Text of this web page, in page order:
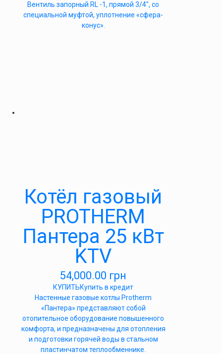
Вентиль запорный RL -1, прямой 3/4″, со
специальной муфтой, уплотнение «сфера-
конус».
Котёл газовый
PROTHERM
Пантера 25 кВт
KTV
54,000.00 грн
КУПИТЬКупить в кредит
Настенные газовые котлы Protherm
«Пантера» представляют собой
отопительное оборудование повышенного
комфорта, и предназначены для отопления
и подготовки горячей воды в стальном
пластинчатом теплообменнике.